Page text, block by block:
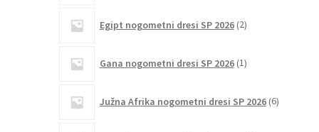
Egipt nogometni dresi SP 2026 2izdelka
Gana nogometni dresi SP 2026 1izdelek
Južna Afrika nogometni dresi SP 2026 6izdelkov